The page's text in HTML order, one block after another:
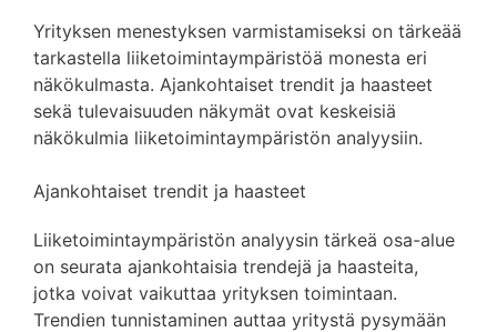
Yrityksen menestyksen varmistamiseksi on tärkeää
tarkastella liiketoimintaympäristöä monesta eri
näkökulmasta. Ajankohtaiset trendit ja haasteet
sekä tulevaisuuden näkymät ovat keskeisiä
näkökulmia liiketoimintaympäristön analyysiin.
Ajankohtaiset trendit ja haasteet
Liiketoimintaympäristön analyysin tärkeä osa-alue
on seurata ajankohtaisia trendejä ja haasteita,
jotka voivat vaikuttaa yrityksen toimintaan.
Trendien tunnistaminen auttaa yritystä pysymään